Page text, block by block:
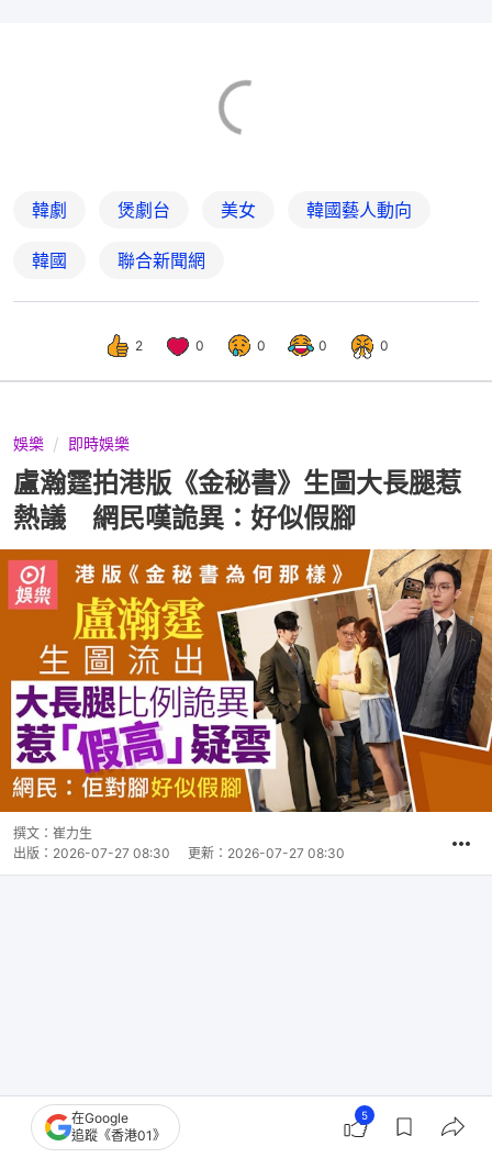
韓劇 煲劇台 美女 韓國藝人動向
韓國 聯合新聞網
2 0 0 0 0
娛樂 即時娛樂
盧瀚霆拍港版《金秘書》生圖大長腿惹
熱議 網民嘆詭異：好似假腳
撰文： 崔力生
出版： 2026-07-27 08:30 更新： 2026-07-27 08:30
在Google
追蹤《香港01》
5